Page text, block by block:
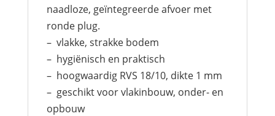
naadloze, geïntegreerde afvoer met
ronde plug.
– vlakke, strakke bodem
– hygiënisch en praktisch
– hoogwaardig RVS 18/10, dikte 1 mm
– geschikt voor vlakinbouw, onder- en
opbouw